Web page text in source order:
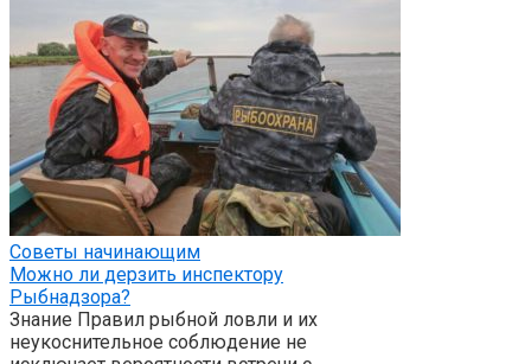
Советы начинающим
Можно ли дерзить инспектору
Рыбнадзора?
Знание Правил рыбной ловли и их
неукоснительное соблюдение не